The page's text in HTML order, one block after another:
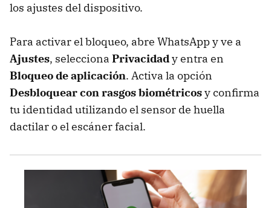
los ajustes del dispositivo.
Para activar el bloqueo, abre WhatsApp y ve a
Ajustes, selecciona Privacidady entra en
Bloqueo de aplicación. Activa la opción
Desbloquear con rasgos biométricosy confirma
tu identidad utilizando el sensor de huella
dactilar o el escáner facial.